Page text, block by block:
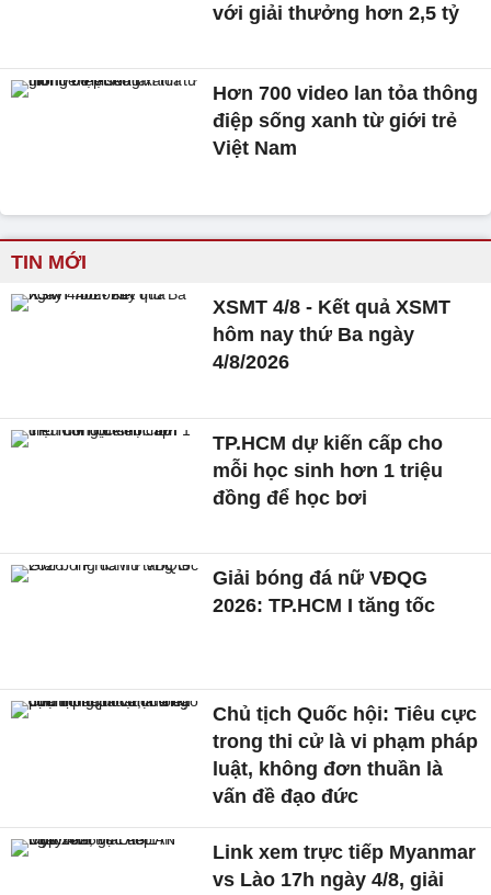
với giải thưởng hơn 2,5 tỷ
Hơn 700 video lan tỏa thông
điệp sống xanh từ giới trẻ
Việt Nam
TIN MỚI
XSMT 4/8 - Kết quả XSMT
hôm nay thứ Ba ngày
4/8/2026
TP.HCM dự kiến cấp cho
mỗi học sinh hơn 1 triệu
đồng để học bơi
Giải bóng đá nữ VĐQG
2026: TP.HCM I tăng tốc
Chủ tịch Quốc hội: Tiêu cực
trong thi cử là vi phạm pháp
luật, không đơn thuần là
vấn đề đạo đức
Link xem trực tiếp Myanmar
vs Lào 17h ngày 4/8, giải